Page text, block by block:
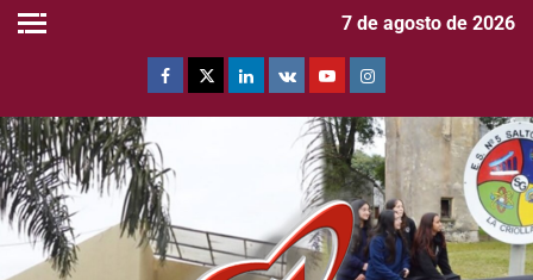
7 de agosto de 2026